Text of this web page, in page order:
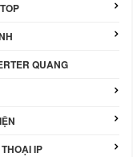
QUANG
IP